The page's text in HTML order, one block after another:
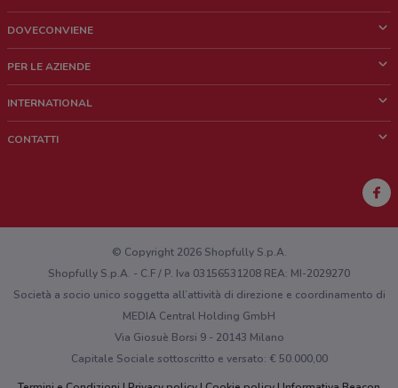
DOVECONVIENE
Chi siamo
Lavora con noi
PER LE AZIENDE
Richieste commerciali e marketing
INTERNATIONAL
CONTATTI
Hai un malfunzionamento sul web o sull'app?
© Copyright 2026 Shopfully S.p.A.
Shopfully S.p.A. - C.F / P. Iva 03156531208 REA: MI-2029270
Società a socio unico soggetta all’attività di direzione e coordinamento di
MEDIA Central Holding GmbH
Via Giosuè Borsi 9 - 20143 Milano
Capitale Sociale sottoscritto e versato: € 50.000,00